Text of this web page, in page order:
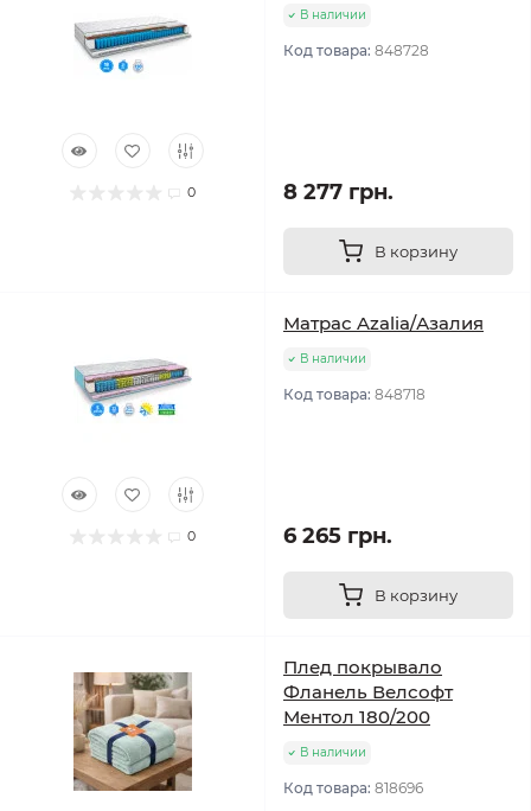
0
В наличии
Код товара: 848728
8 277 грн.
В корзину
0
Матрас Azalia/Азалия
В наличии
Код товара: 848718
6 265 грн.
В корзину
Плед покрывало
Фланель Велсофт
Ментол 180/200
В наличии
Код товара: 818696